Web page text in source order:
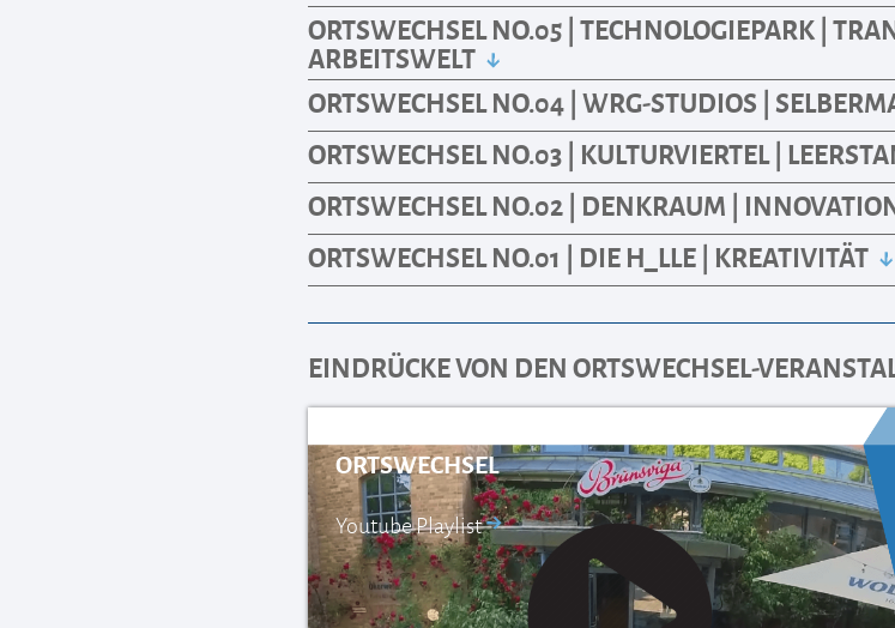
ORTSWECHSEL NO.05 | TECHNOLOGIEPARK |
ARBEITSWELT
ORTSWECHSEL NO.04 | WRG-STUDIOS |
ORTSWECHSEL NO.03 | KULTURVIERTEL |
ORTSWECHSEL NO.02 | DENKRAUM |
ORTSWECHSEL NO.01 | DIE H_LLE | KREATIVITÄT
EINDRÜCKE VON DEN ORTSWECHSEL-
ORTSWECHSEL
Youtube Playlist